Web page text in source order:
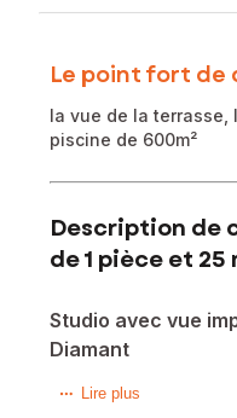
Le point fort
la vue de la terrasse,
piscine de 600m²
Description de
de 1 pièce et 25
Studio avec vue
Diamant
Situé en Martinique
Lire plus